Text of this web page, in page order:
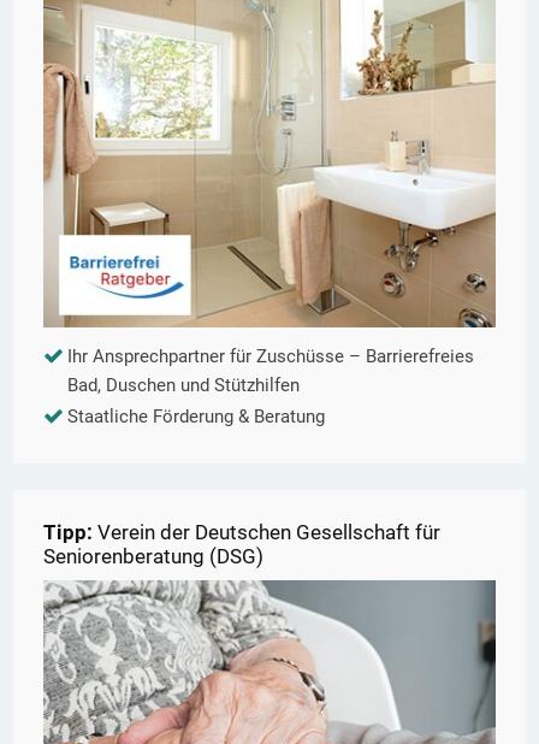
Ihr Ansprechpartner für Zuschüsse – Barrierefreies
Bad, Duschen und Stützhilfen
Staatliche Förderung & Beratung
Tipp: Verein der Deutschen Gesellschaft für
Seniorenberatung (DSG)